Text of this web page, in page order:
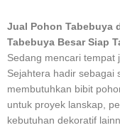
Jual Pohon Tabebuya
Tabebuya Besar Siap
Sedang mencari tempat
Sejahtera hadir sebagai
membutuhkan bibit
untuk proyek lanskap,
kebutuhan dekoratif